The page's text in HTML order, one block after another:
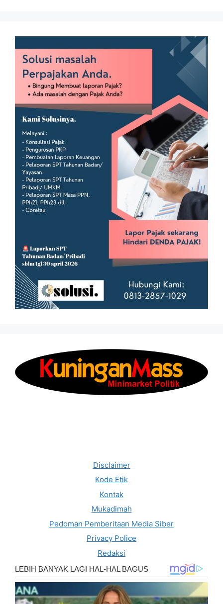
Disclaimer
Kode Etik
Kontak
Mukadimah
Pedoman Pemberitaan Media Siber
Privacy Police
Redaksi